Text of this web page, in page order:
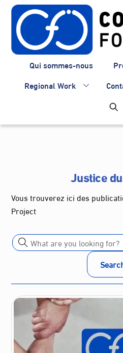
Skip
content
Qui sommes-nous
Regional Work
Justice
Vous trouverez ici des
Project